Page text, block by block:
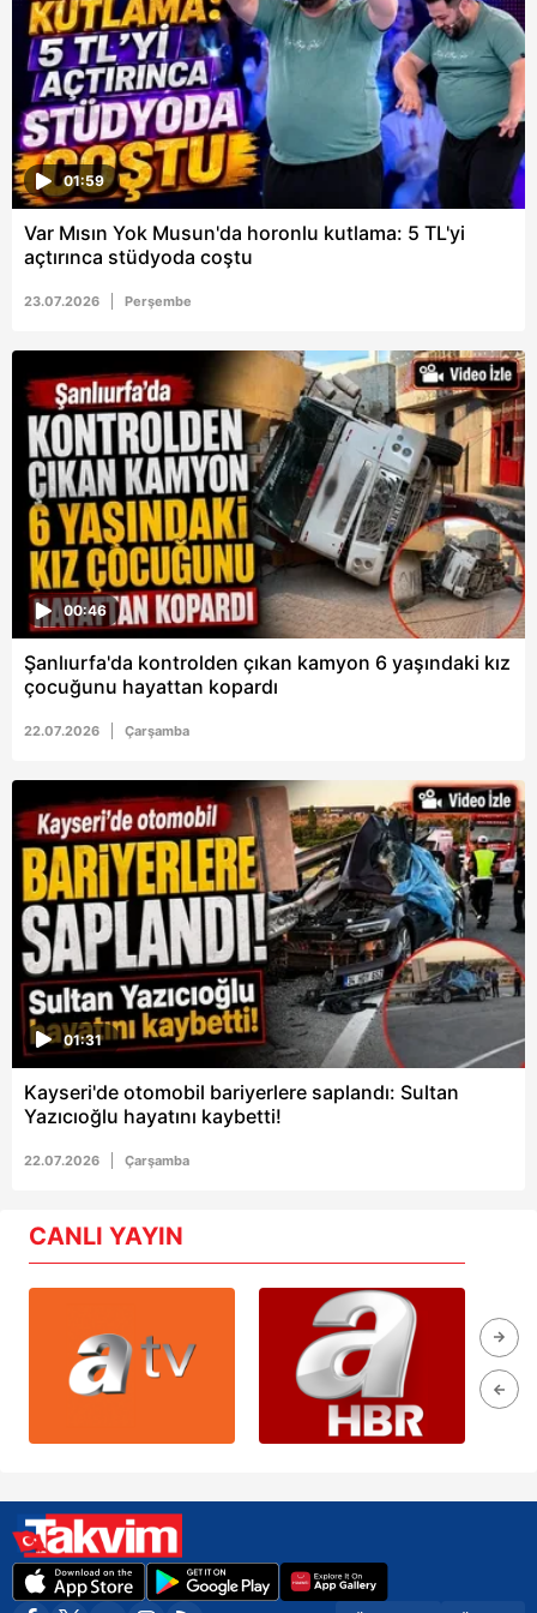
ilgili mevzuata uygun olarak kullanılan çerezlerle ilgili bilgi
almak için lütfentıklayınız .
01:59
Var Mısın Yok Musun'da horonlu kutlama: 5 TL'yi
açtırınca stüdyoda coştu
23.07.2026 Perşembe
00:46
Şanlıurfa'da kontrolden çıkan kamyon 6 yaşındaki kız
çocuğunu hayattan kopardı
22.07.2026 Çarşamba
01:31
Kayseri'de otomobil bariyerlere saplandı: Sultan
Yazıcıoğlu hayatını kaybetti!
22.07.2026 Çarşamba
CANLI YAYIN